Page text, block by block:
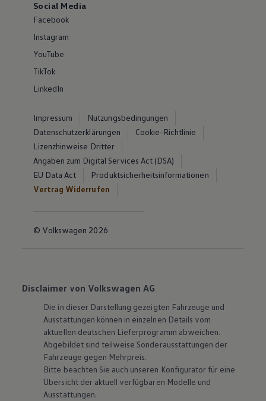
Social Media
Facebook
Instagram
YouTube
TikTok
LinkedIn
Impressum
Nutzungsbedingungen
Datenschutzerklärungen
Cookie-Richtlinie
Lizenzhinweise Dritter
Angaben zum Digital Services Act (DSA)
EU Data Act
Produktsicherheitsinformationen
Vertrag Widerrufen
© Volkswagen 2026
Disclaimer von Volkswagen AG
Die in dieser Darstellung gezeigten Fahrzeuge und
Ausstattungen können in einzelnen Details vom
aktuellen deutschen Lieferprogramm abweichen.
Abgebildet sind teilweise Sonderausstattungen der
Fahrzeuge gegen Mehrpreis.
Bitte beachten Sie auch unseren Konfigurator für eine
Übersicht der aktuell verfügbaren Modelle und
Ausstattungen.